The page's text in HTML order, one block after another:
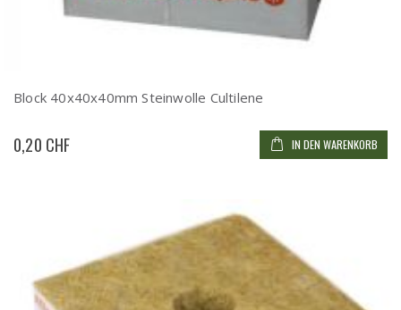
Block 40x40x40mm Steinwolle Cultilene
0,20 CHF IN DEN WARENKORB